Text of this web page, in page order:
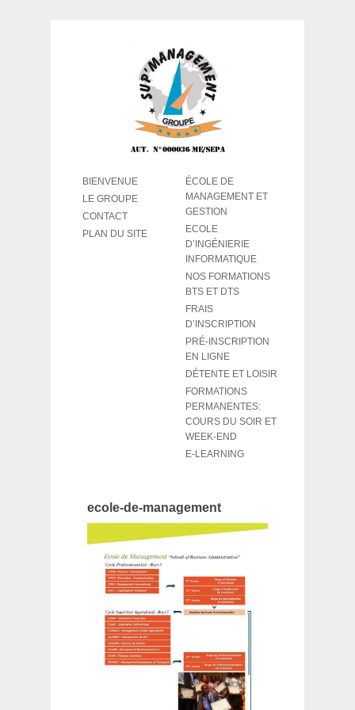
ÉCOLE DE
MANAGEMENT ET
GESTION
ECOLE
D’INGÉNIERIE
INFORMATIQUE
NOS FORMATIONS
BTS ET DTS
FRAIS
D’INSCRIPTION
PRÉ-INSCRIPTION
EN LIGNE
DÉTENTE ET LOISIR
FORMATIONS
PERMANENTES:
COURS DU SOIR ET
WEEK-END
E-LEARNING
BIENVENUE
LE GROUPE
CONTACT
PLAN DU SITE
ecole-de-management